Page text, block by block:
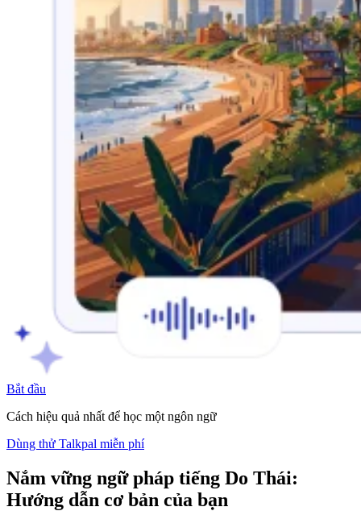
Bắt đầu
Cách hiệu quả nhất để học một ngôn ngữ
Dùng thử Talkpal miễn phí
Nắm vững ngữ pháp tiếng Do Thái:
Hướng dẫn cơ bản của bạn